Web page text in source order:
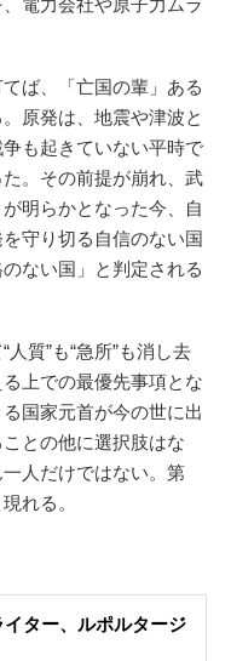
ば、「亡国の輩」ある
原発は、地震や津波と
も起きていない平時で
。その前提が崩れ、武
明らかとなった今、自
守り切る自信のない国
ない国」と判定される
質”も“急所”も消し去
上での最優先事項とな
国家元首が今の世に出
との他に選択肢はな
一人だけではない。第
れる。
ター、ルポルタージ